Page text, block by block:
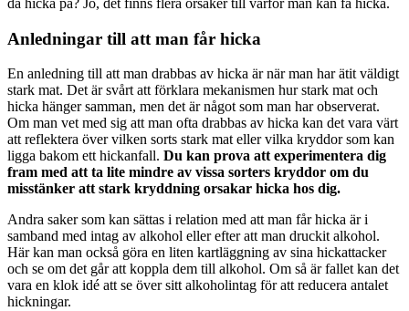
Anledningar till att man får hicka
En anledning till att man drabbas av hicka är när man har ätit väldigt
stark mat. Det är svårt att förklara mekanismen hur stark mat och
hicka hänger samman, men det är något som man har observerat.
Om man vet med sig att man ofta drabbas av hicka kan det vara värt
att reflektera över vilken sorts stark mat eller vilka kryddor som kan
ligga bakom ett hickanfall. Du kan prova att experimentera dig
fram med att ta lite mindre av vissa sorters kryddor om du
misstänker att stark kryddning orsakar hicka hos dig.
Andra saker som kan sättas i relation med att man får hicka är i
samband med intag av alkohol eller efter att man druckit alkohol.
Här kan man också göra en liten kartläggning av sina hickattacker
och se om det går att koppla dem till alkohol. Om så är fallet kan det
vara en klok idé att se över sitt alkoholintag för att reducera antalet
hickningar.